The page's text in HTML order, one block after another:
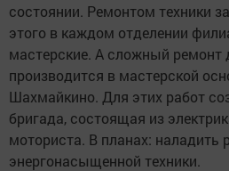
состоянии. Ремонтом техники
этого в каждом отделении
мастерские. А сложный ремонт
производится в мастерской
Шахмайкино. Для этих работ
бригада, состоящая из
моториста. В планах: наладить
энергонасыщенной техники.